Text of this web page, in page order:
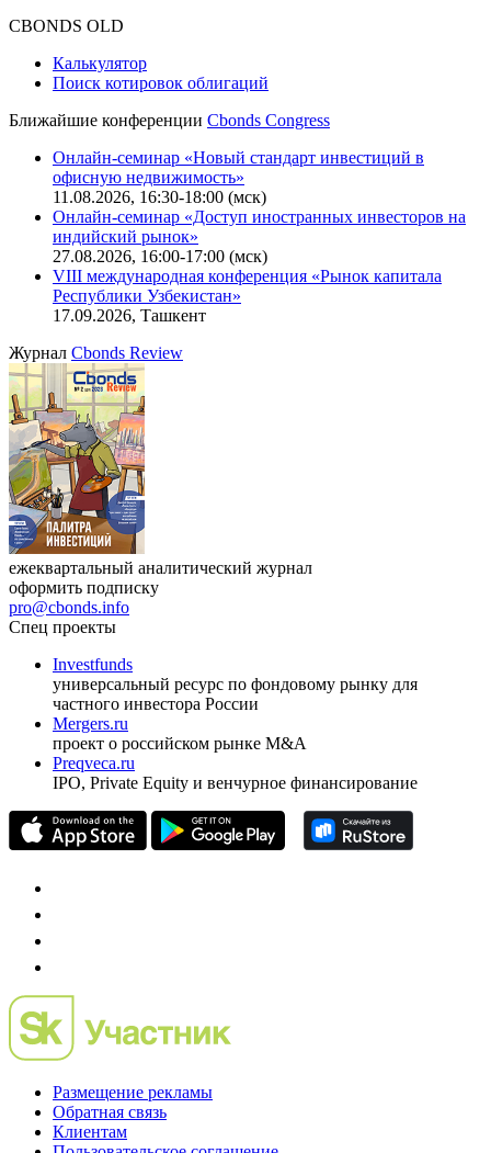
CBONDS OLD
Калькулятор
Поиск котировок облигаций
Ближайшие конференции Cbonds Congress
Онлайн-семинар «Новый стандарт инвестиций в
офисную недвижимость»
11.08.2026, 16:30-18:00 (мск)
Онлайн-семинар «Доступ иностранных инвесторов на
индийский рынок»
27.08.2026, 16:00-17:00 (мск)
VIII международная конференция «Рынок капитала
Республики Узбекистан»
17.09.2026, Ташкент
Журнал Cbonds Review
ежеквартальный аналитический журнал
оформить подписку
pro@cbonds.info
Спец проекты
Investfunds
универсальный ресурс по фондовому рынку для
частного инвестора России
Mergers.ru
проект о российском рынке M&A
Preqveca.ru
IPO, Private Equity и венчурное финансирование
Размещение рекламы
Обратная связь
Клиентам